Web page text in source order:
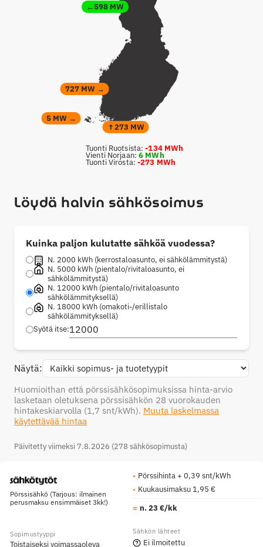
←598 MW
727 MW →
5 MW →
↑273 MW
Tuonti Ruotsista:-134 MWh
Vienti Norjaan: 6 MWh
Tuonti Virosta: -273 MWh
Löydä halvin sähkösoimus
Kuinka paljon kulutatte sähköä vuodessa?
N. 2000 kWh (kerrostaloasunto, ei sähkölämmitystä)
N. 5000 kWh (pientalo/rivitaloasunto, ei
sähkölämmitystä)
N. 12000 kWh (pientalo/rivitaloasunto
sähkölämmityksellä)
N. 18000 kWh (omakoti-/erillistalo
sähkölämmityksellä)
Syötä itse:
Näytä:
Huomioithan että pörssisähkösopimuksissa hinta-arvio
lasketaan oletuksena pörssisähkön 28 vuorokauden
hintakeskiarvolla (1,7 snt/kWh). Muuta laskelmassa
käytettävää hintaa
Päivitetty viimeksi 7.8.2026 (278 sähkösopimusta)
Pörssisähkö (Tarjous: ilmainen
perusmaksu ensimmäiset 3kk!)
Pörssihinta + 0,39 snt/kWh
Kuukausimaksu 1,95 €
n. 23 €/kk
Toistaiseksi voimassaoleva Ei ilmoitettu